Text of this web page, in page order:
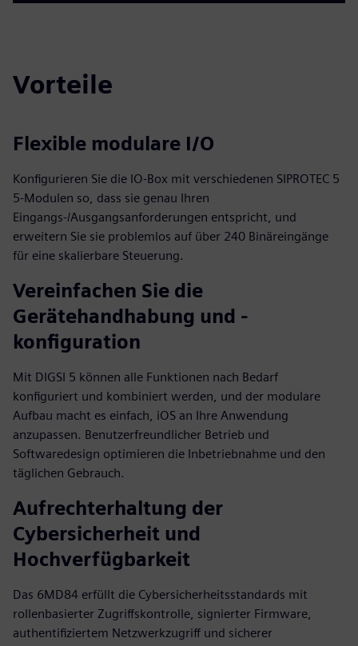
Vorteile
Flexible modulare I/O
Konfigurieren Sie die IO-Box mit verschiedenen SIPROTEC 5
5-Modulen so, dass sie genau Ihren
Eingangs-/Ausgangsanforderungen entspricht, und
erweitern Sie sie problemlos auf über 240 Binäreingänge
für eine skalierbare Steuerung.
Vereinfachen Sie die
Gerätehandhabung und -
konfiguration
Mit DIGSI 5 können alle Funktionen nach Bedarf
konfiguriert und kombiniert werden, und der modulare
Aufbau macht es einfach, iOS an Ihre Anwendung
anzupassen. Benutzerfreundlicher Betrieb und
Softwaredesign optimieren die Inbetriebnahme und den
täglichen Gebrauch.
Aufrechterhaltung der
Cybersicherheit und
Hochverfügbarkeit
Das 6MD84 erfüllt die Cybersicherheitsstandards mit
rollenbasierter Zugriffskontrolle, signierter Firmware,
authentifiziertem Netzwerkzugriff und sicherer